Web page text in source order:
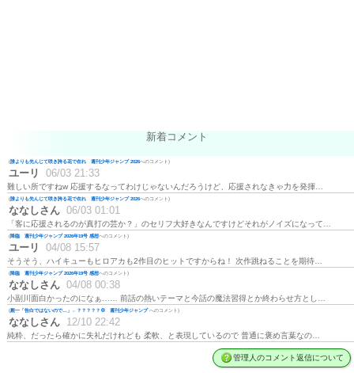
新着コメント
(誰よりも先んじて咲き誇る花で在れ 週刊少年ジャンプ 2026へのコメント)
ユーリ 06/03 21:33
難しい所ですねw 応援するなってわけじゃないんだろうけど、応援されなきゃ力を発揮…
(誰よりも先んじて咲き誇る花で在れ 週刊少年ジャンプ 2026へのコメント)
ななしさん 06/03 01:01
「客に応援されるのが真打の芸か？」のセリフ大好きなんですけどそれがノイズになって…
(降臨 週刊少年ジャンプ 2026年19号 感想へのコメント)
ユーリ 04/08 15:57
そうそう、ハイキューもヒロアカも2作目のヒットですからね！ 次作跳ねることを期待…
(降臨 週刊少年ジャンプ 2026年19号 感想へのコメント)
ななしさん 04/08 00:38
小副川面白かったのになぁ…… 前話の熱いテーマと今話の魔法習得とか終わらせ方とし…
(殿一「告白ではないので…」←？？？？？💢 週刊少年ジャンプへのコメント)
ななしさん 12/10 22:42
純粋、だったら確かに失礼だけれども 柔軟、と表現しているので 普通に褒め言葉なの…
管理人のコメント返信について